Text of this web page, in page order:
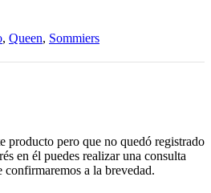
, Queen, Sommiers
producto pero que no quedó registrado
en él puedes realizar una consulta
a la brevedad.